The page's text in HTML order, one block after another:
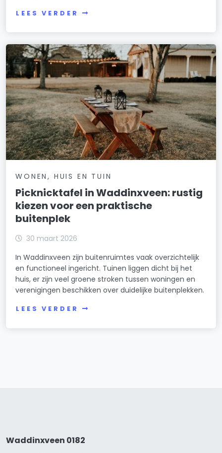
LEES VERDER
WONEN, HUIS EN TUIN
Picknicktafel in Waddinxveen: rustig
kiezen voor een praktische
buitenplek
30 maart 2026
In Waddinxveen zijn buitenruimtes vaak overzichtelijk
en functioneel ingericht. Tuinen liggen dicht bij het
huis, er zijn veel groene stroken tussen woningen en
verenigingen beschikken over duidelijke buitenplekken.
LEES VERDER
Waddinxveen 0182